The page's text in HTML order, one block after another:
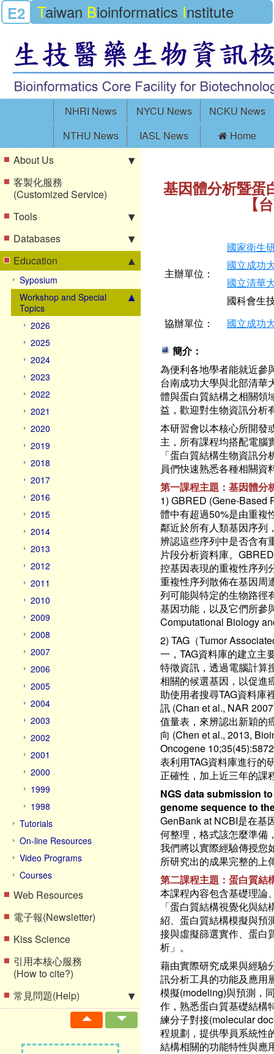
E2 Taiwan Bioinformatics Institute
NHRI News NYCU News
NCKU News
NTHU News
IASL News
Home
About Us
客製化服務
(Customized Service)
Tools
Databases
Education
Syposium
Workshop and Special
Topics
2026
2025
2024
2023
2022
2021
2020
2019
2018
2017
2016
2015
2014
2013
2012
2011
2010
2009
2008
2007
2006
2005
2004
2003
2002
2001
2000
1999
1998
Tutorials
On-line Resources
Video Programs
Courses
Web Resources
電子報(Newsletter)
Kiss Science
引用本核心服務
(How to cite?)
常見問題(Help)
基因體分析暨蛋
【
主辦單位：
國家衛生
國立成功
國立清華
國科會生
協辦單位：
國立成功
簡介：
為便利各地學者能就近參
台南成功大學與北部清華
體與蛋白質結構之相關領
益，歡迎對生物資訊分析
本研習會以本核心所開發
主，所有課程均搭配電腦
「蛋白質結構生物資訊
員們快速熟悉各種相關資
第一課程主題：基因體分
1) GBRED (Gene-Based
體中有超過50%是由重複
鄰近於所有人類基因序列
辨認這些序列中是否含有
片段分析資料庫。
控基因表現的重複性序列
重複性序列散佈在基因周
列可能與特定的生物路徑
基因功能，以及它們所參
Computational Biology
2) TAG（Tumor
一，TAG資料庫的建立主
特徵資訊，透過電腦計算
相關的候選基因，以促進
助使用者搜尋TAG資料庫
訊 (Chan et al., NAR
值量表，來辨認出新穎的
向 (Chen et al., 2013,
Oncogene
表利用TAG資料庫進行的
正確性，加上近三年的課
NGS data submission
genome sequence to
GenBank at NCBI是在基
何整理，格式該怎麼準備
我們將以實際經驗傳授您
所研究出的成果完整的上
第二課程主題：蛋白質結
本課程內容包含基礎理論
「蛋白質結構視覺化與
紹、蛋白質結構模擬與預
接與虛擬篩選實作、蛋白
析」。
藉由實際研究成果與經驗
訊分析工具的功能及應用
模擬(modeling)與預測，
作，熟悉蛋白質基礎結構
練分子對接(molecular
程規劃，提供學員系統性
結構相關的功能特性與應